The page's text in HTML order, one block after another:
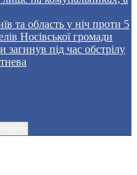
та область у ніч проти 5
Носівської громади
під час обстрілу